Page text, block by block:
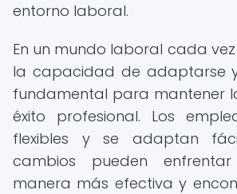
entorno laboral.
En un mundo laboral cada
la capacidad de adaptarse
fundamental para mantener
éxito profesional. Los
flexibles y se adaptan
cambios pueden
manera más efectiva y